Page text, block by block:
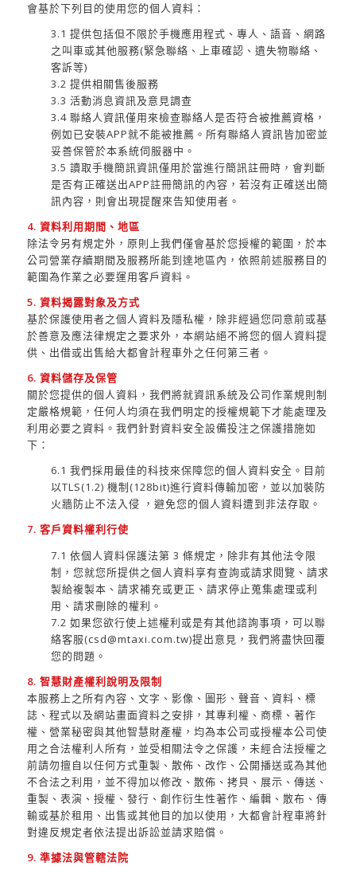
會基於下列目的使用您的個人資料：
3.1 提供包括但不限於手機應用程式、專人、語音、網路
之叫車或其他服務(緊急聯絡、上車確認、遺失物聯絡、
客訴等)
3.2 提供相關售後服務
3.3 活動消息資訊及意見調查
3.4 聯絡人資訊僅用來檢查聯絡人是否符合被推薦資格，
例如已安裝APP就不能被推薦。所有聯絡人資訊皆加密並
妥善保管於本系統伺服器中。
3.5 讀取手機簡訊資訊僅用於當進行簡訊註冊時，會判斷
是否有正確送出APP註冊簡訊的內容，若沒有正確送出簡
訊內容，則會出現提醒來告知使用者。
4. 資料利用期間、地區
除法令另有規定外，原則上我們僅會基於您授權的範圍，於本
公司營業存續期間及服務所能到達地區內，依照前述服務目的
範圍為作業之必要運用客戶資料。
5. 資料揭露對象及方式
基於保護使用者之個人資料及隱私權，除非經過您同意前或基
於善意及應法律規定之要求外，本網站絕不將您的個人資料提
供、出借或出售給大都會計程車外之任何第三者。
6. 資料儲存及保管
關於您提供的個人資料，我們將就資訊系統及公司作業規則制
定嚴格規範，任何人均須在我們明定的授權規範下才能處理及
利用必要之資料。我們針對資料安全設備投注之保護措施如
下：
6.1 我們採用最佳的科技來保障您的個人資料安全。目前
以TLS(1.2) 機制(128bit)進行資料傳輸加密，並以加裝防
火牆防止不法入侵 ，避免您的個人資料遭到非法存取。
7. 客戶資料權利行使
7.1 依個人資料保護法第 3 條規定，除非有其他法令限
制，您就您所提供之個人資料享有查詢或請求閱覽、請求
製給複製本、請求補充或更正、請求停止蒐集處理或利
用、請求刪除的權利。
7.2 如果您欲行使上述權利或是有其他諮詢事項，可以聯
絡客服(csd@mtaxi.com.tw)提出意見，我們將盡快回覆
您的問題。
8. 智慧財產權利說明及限制
本服務上之所有內容、文字、影像、圖形、聲音、資料、標
誌、程式以及網站畫面資料之安排，其專利權、商標、著作
權、營業秘密與其他智慧財產權，均為本公司或授權本公司使
用之合法權利人所有，並受相關法令之保護，未經合法授權之
前請勿擅自以任何方式重製、散佈、改作、公開播送或為其他
不合法之利用，並不得加以修改、散佈、拷貝、展示、傳送、
重製、表演、授權、發行、創作衍生性著作、編輯、散布、傳
輸或基於租用、出售或其他目的加以使用，大都會計程車將針
對違反規定者依法提出訴訟並請求賠償。
9. 準據法與管轄法院